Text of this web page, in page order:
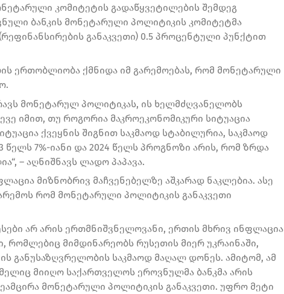
კომიტეტის გადაწყვეტილების შემდეგ
ბანკის მონეტარული პოლიტიკის კომიტეტმა
განაკვეთი) 0.5 პროცენტული პუნქტით
ერთობლიობა ქმნიდა იმ გარემოებას, რომ მონეტარული
მონეტარულ პოლიტიკას, ის ხელმძღვანელობს
იმით, თუ როგორია მაკროეკონომიკური სიტუაცია
ქვეყნის შიგნით საკმაოდ სტაბილურია, საკმაოდ
წელს 7%-იანი და 2024 წელს პროგნოზი არის, რომ ზრდა
– აღნიშნავს ლადო პაპავა.
მიზნობრივ მაჩვენებელზე აშკარად ნაკლებია. ასე
რომ მონეტარული პოლიტიკის განაკვეთი
არ არის ერთმნიშვნელოვანი, ერთის მხრივ ინფლაცია
რომლებიც მიმდინარეობს რუსეთის მიერ უკრაინაში,
განუსაზღვრელობის საკმაოდ მაღალ დონეს. ამიტომ, ამ
მიიღო საქართველოს ეროვნულმა ბანკმა არის
მონეტარული პოლიტიკის განაკვეთი. უფრო მეტი